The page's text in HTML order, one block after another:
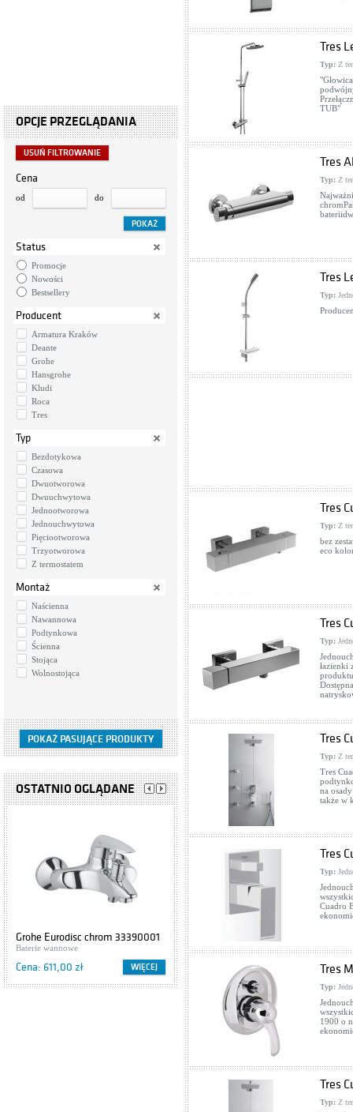
OPCJE PRZEGLĄDANIA
USUŃ FILTROWANIE
Cena
od do
Status
Promocje
Nowości
Bestsellery
Producent
Armatura Kraków
Deante
Grohe
Hansgrohe
Kludi
Roca
Tres
Typ
Bezdotykowa
Czasowa
Dwuotworowa
Dwuuchwytowa
Jednootworowa
Jednouchwytowa
Pięciootworowa
Trzyotworowa
Z termostatem
Montaż
Naścienna
Nawannowa
Podtynkowa
Ścienna
Stojąca
Wolnostojąca
OSTATNIO OGLĄDANE
Grohe Eurodisc chrom 33390001
Baterie wannowe
Cena: 611,00 zł WIĘCEJ
Cersanit IBIZA S504-009
Cena: 416,00 zł WIĘCEJ
Tres
Typ: Z
TUB"
Tres
Typ: Z
Tres
Typ:
Tres
Typ: Z
bez
eco
Tres
Typ:
łazienki
Tres
Typ: Z
Tres
na
także w
Tres
Typ:
Cuadro
Tres
Typ:
1900 o
Tres
Typ: Z